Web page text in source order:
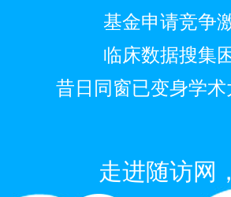
基金申请竞争
临床数据搜集
昔日同窗已变身学
走进随访网